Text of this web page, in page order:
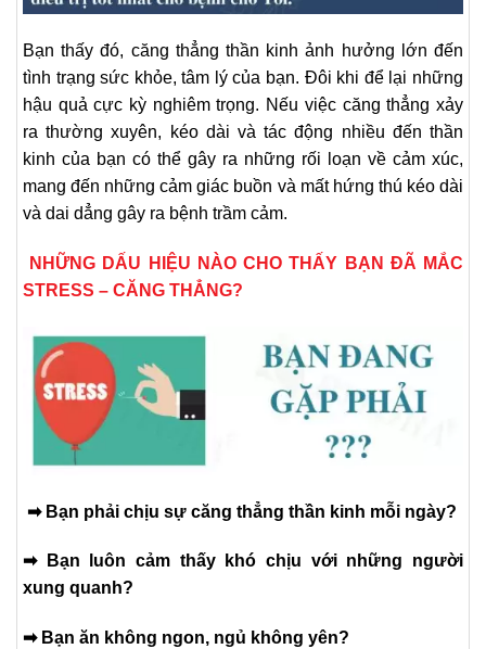
Bạn thấy đó, căng thẳng thần kinh ảnh hưởng lớn đến
tình trạng sức khỏe, tâm lý của bạn. Đôi khi để lại những
hậu quả cực kỳ nghiêm trọng. Nếu việc căng thẳng xảy
ra thường xuyên, kéo dài và tác động nhiều đến thần
kinh của bạn có thể gây ra những rối loạn về cảm xúc,
mang đến những cảm giác buồn và mất hứng thú kéo dài
và dai dẳng gây ra bệnh trầm cảm.
NHỮNG DẤU HIỆU NÀO CHO THẤY BẠN ĐÃ MẮC
STRESS – CĂNG THẲNG?
➡ Bạn phải chịu sự căng thẳng thần kinh mỗi ngày?
➡ Bạn luôn cảm thấy khó chịu với những người
xung quanh?
➡ Bạn ăn không ngon, ngủ không yên?